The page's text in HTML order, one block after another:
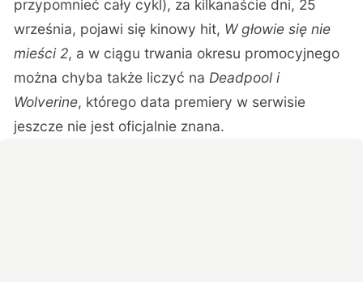
przypomnieć cały cykl), za kilkanaście dni, 25
września, pojawi się kinowy hit, W głowie się nie
mieści 2, a w ciągu trwania okresu promocyjnego
można chyba także liczyć na Deadpool i
Wolverine, którego data premiery w serwisie
jeszcze nie jest oficjalnie znana.